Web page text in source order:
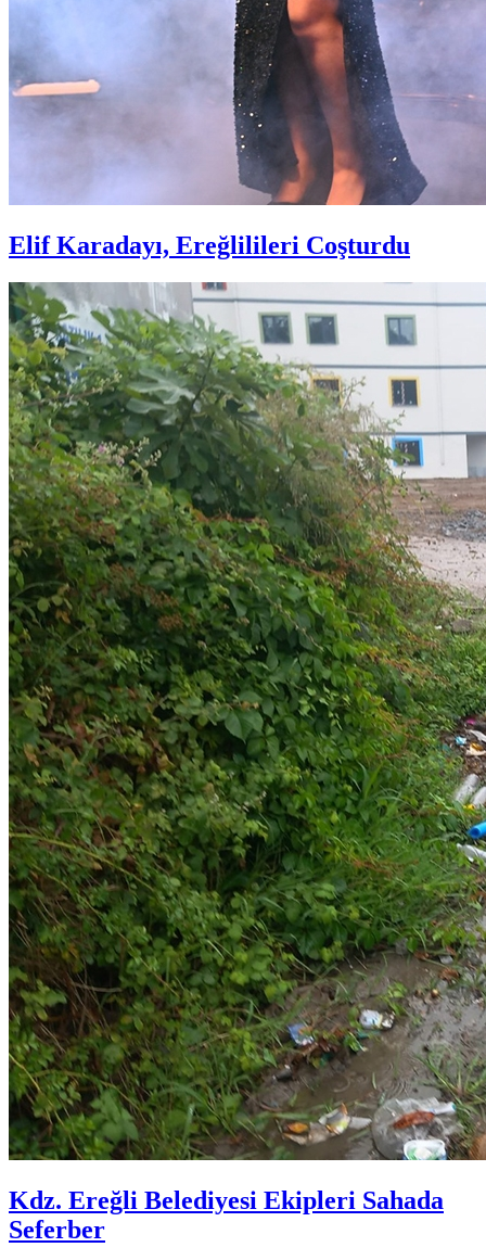
Elif Karadayı, Ereğlilileri Coşturdu
Kdz. Ereğli Belediyesi Ekipleri Sahada
Seferber